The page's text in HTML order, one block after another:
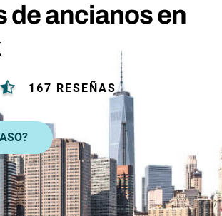
de ancianos en
167 RESEÑAS